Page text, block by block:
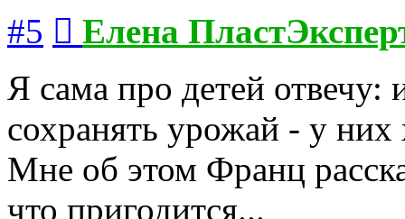
#5
Елена
Я сама про детей отвечу:
сохранять урожай - у них
Мне об этом Франц
что пригодится...